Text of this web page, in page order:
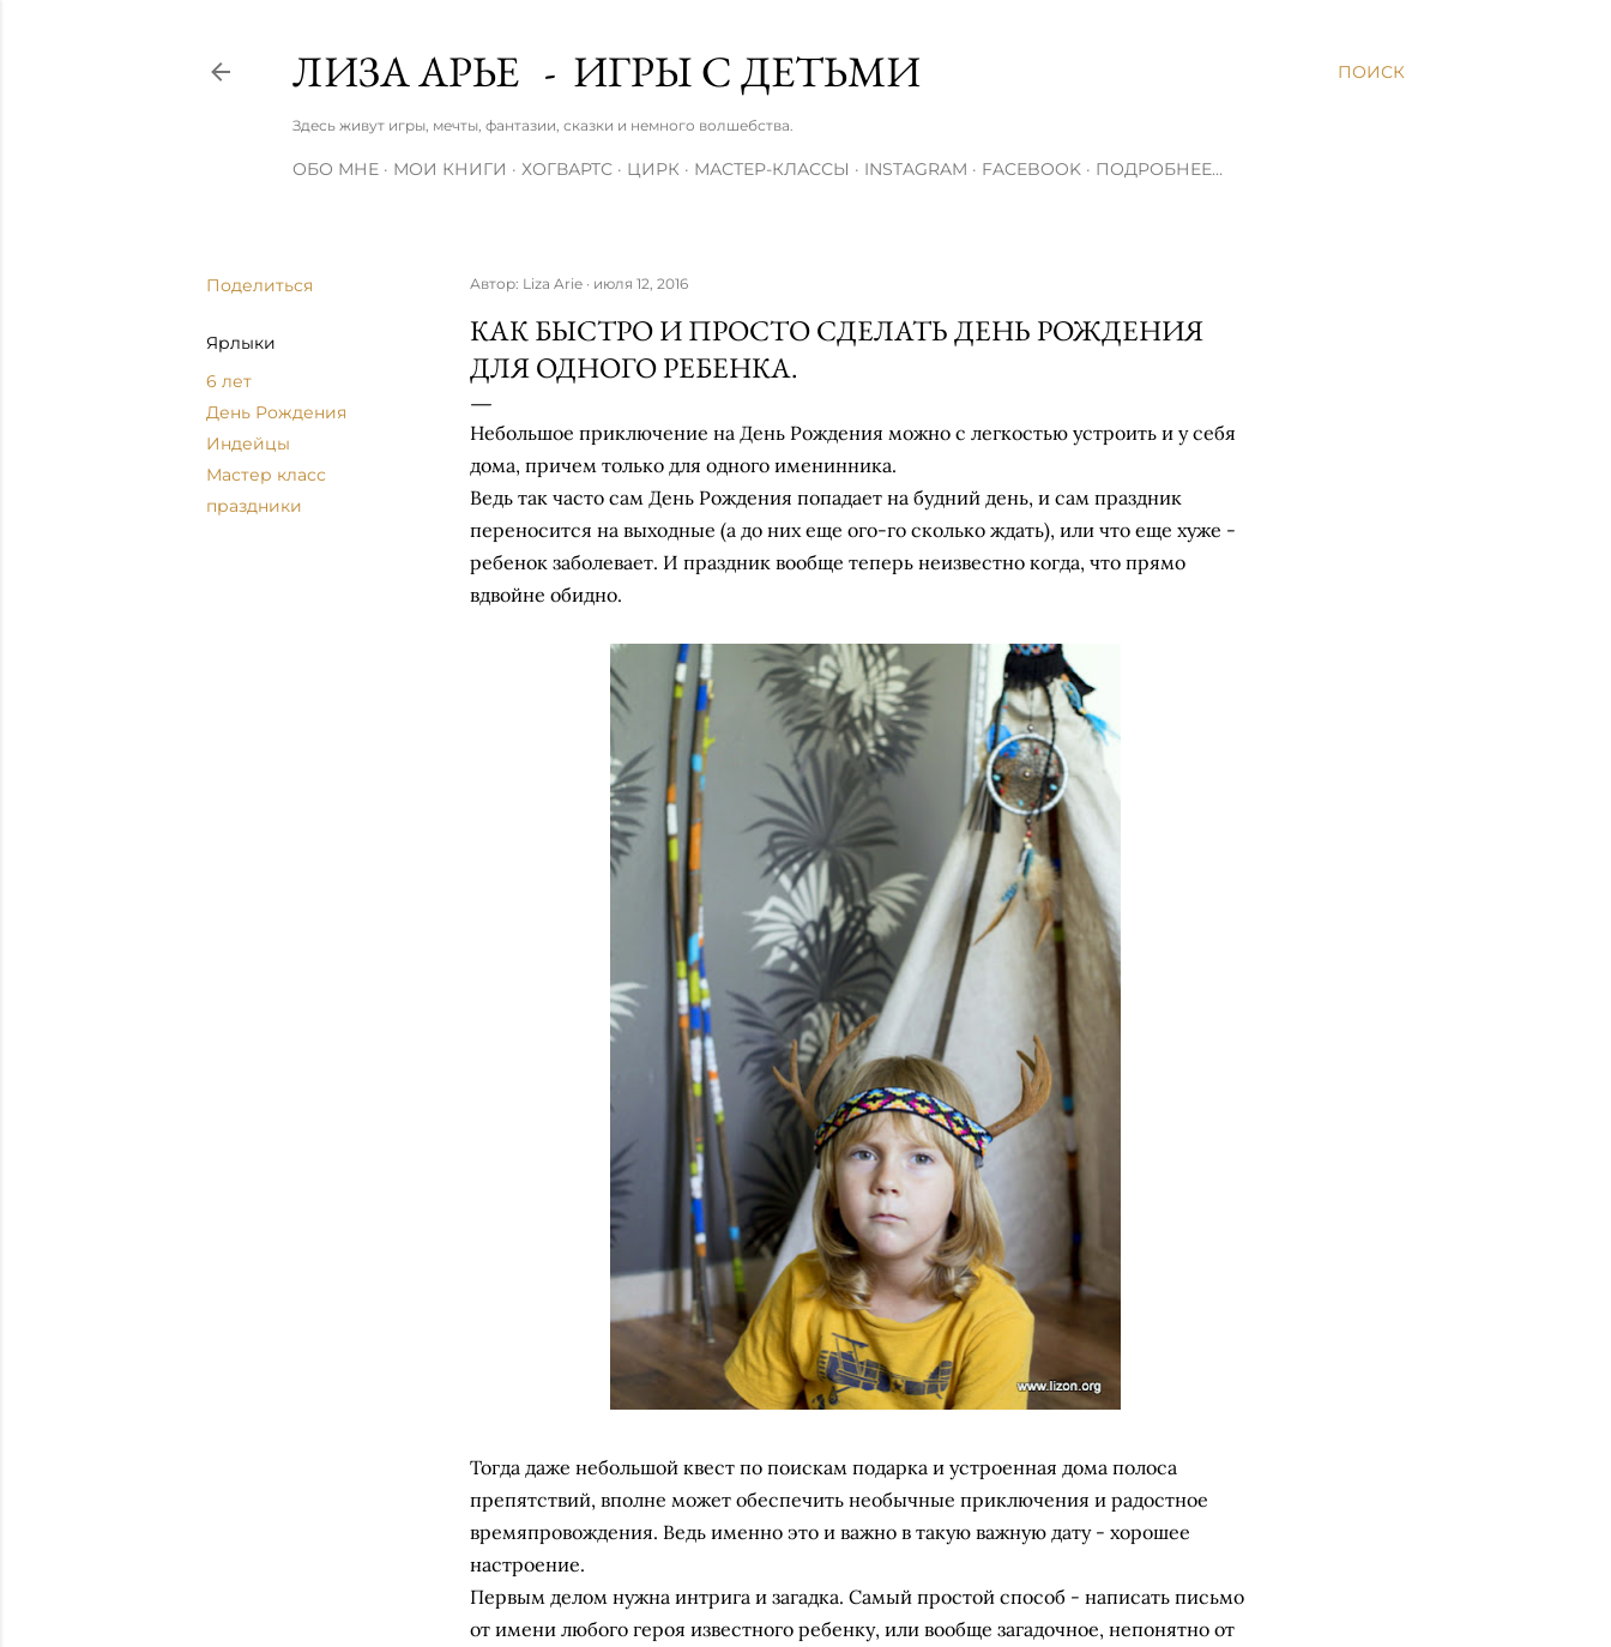
ПОИСК
ЛИЗА АРЬЕ - ИГРЫ С ДЕТЬМИ
Здесь живут игры, мечты, фантазии, сказки и немного волшебства.
ОБО МНЕ МОИ КНИГИ ХОГВАРТС ЦИРК МАСТЕР-КЛАССЫ INSTAGRAM FACEBOOK ПОДРОБНЕЕ…
Поделиться
Ярлыки
6 лет
День Рождения
Индейцы
Мастер класс
праздники
Автор: Liza Arie июля 12, 2016
КАК БЫСТРО И ПРОСТО СДЕЛАТЬ ДЕНЬ РОЖДЕНИЯ
ДЛЯ ОДНОГО РЕБЕНКА.
Небольшое приключение на День Рождения можно с легкостью устроить и у себя
дома, причем только для одного именинника.
Ведь так часто сам День Рождения попадает на будний день, и сам праздник
переносится на выходные (а до них еще ого-го сколько ждать), или что еще хуже -
ребенок заболевает. И праздник вообще теперь неизвестно когда, что прямо
вдвойне обидно.
Тогда даже небольшой квест по поискам подарка и устроенная дома полоса
препятствий, вполне может обеспечить необычные приключения и радостное
времяпровождения. Ведь именно это и важно в такую важную дату - хорошее
настроение.
Первым делом нужна интрига и загадка. Самый простой способ - написать письмо
от имени любого героя известного ребенку, или вообще загадочное, непонятно от